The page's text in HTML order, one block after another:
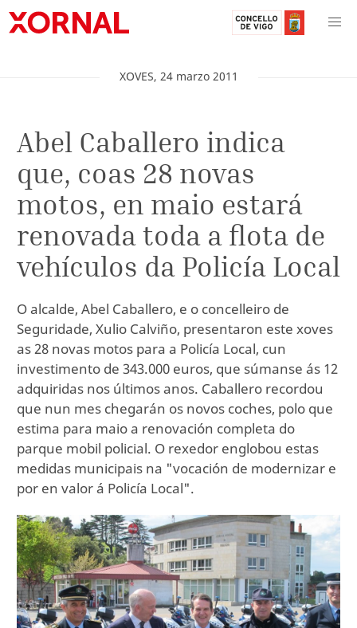
XOVES, 24 marzo 2011
Abel Caballero indica
que, coas 28 novas
motos, en maio estará
renovada toda a flota de
vehículos da Policía Local
O alcalde, Abel Caballero, e o concelleiro de
Seguridade, Xulio Calviño, presentaron este xoves
as 28 novas motos para a Policía Local, cun
investimento de 343.000 euros, que súmanse ás 12
adquiridas nos últimos anos. Caballero recordou
que nun mes chegarán os novos coches, polo que
estima para maio a renovación completa do
parque mobil policial. O rexedor englobou estas
medidas municipais na "vocación de modernizar e
por en valor á Policía Local".